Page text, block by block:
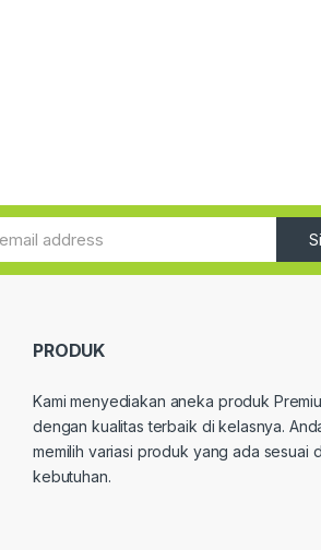
PRODUK
Kami menyediakan aneka produk
dengan kualitas terbaik di kelasnya.
memilih variasi produk yang ada sesuai
kebutuhan.